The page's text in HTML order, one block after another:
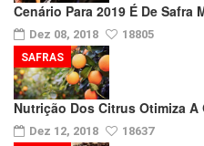
Cenário Para 2019 É De Safra
Dez 08, 2018 18805
Nutrição Dos Citrus Otimiza
Dez 12, 2018 18637
SAFRAS